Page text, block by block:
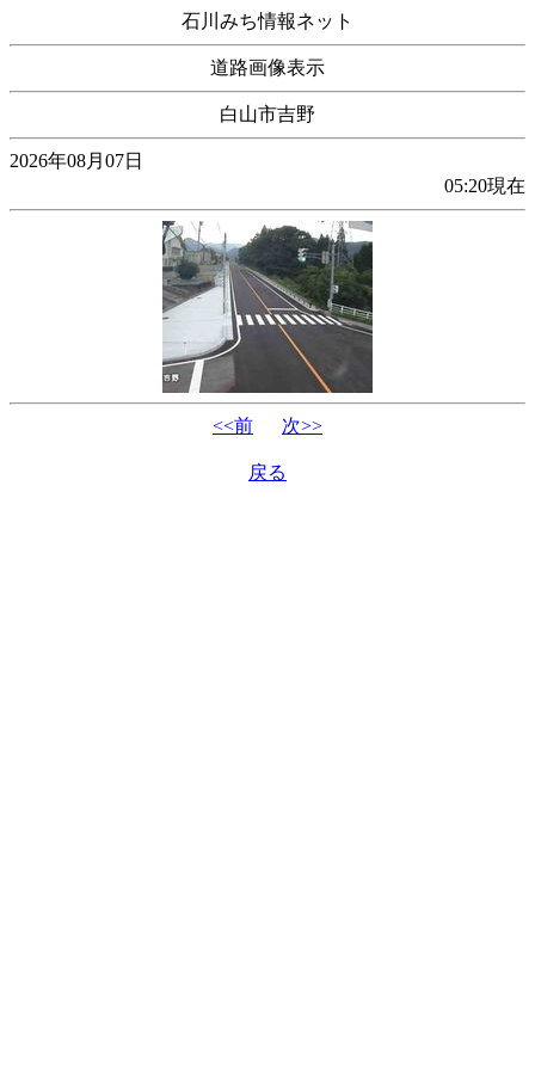
石川みち情報ネット
道路画像表示
白山市吉野
2026年08月07日
05:20現在
<<前 次>>
戻る